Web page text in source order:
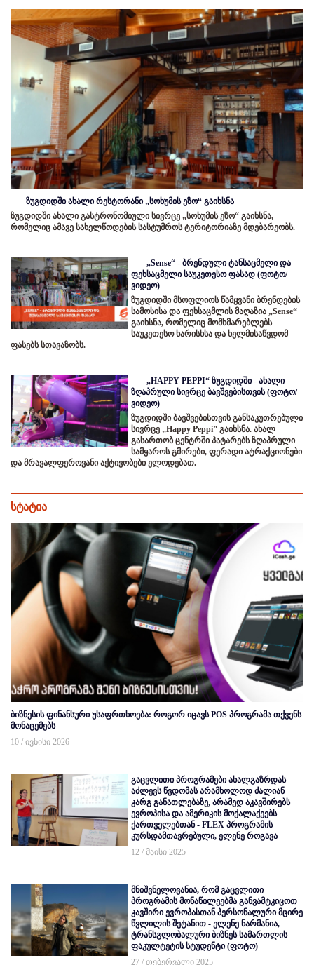
ზუგდიდში ახალი რესტორანი „სოხუმის ეზო“ გაიხსნა
ზუგდიდში ახალი გასტრონომიული სივრცე „სოხუმის ეზო“ გაიხსნა,
რომელიც ამავე სახელწოდების სასტუმროს ტერიტორიაზე მდებარეობს.
„Sense“ - ბრენდული ტანსაცმელი და
ფეხსაცმელი საუკეთესო ფასად (ფოტო/
ვიდეო)
ზუგდიდში მსოფლიოს წამყვანი ბრენდების
სამოსისა და ფეხსაცმლის მაღაზია „Sense“
გაიხსნა, რომელიც მომხმარებლებს
საუკეთესო ხარისხსა და ხელმისაწვდომ
ფასებს სთავაზობს.
„HAPPY PEPPI“ ზუგდიდში - ახალი
ზღაპრული სივრცე ბავშვებისთვის (ფოტო/
ვიდეო)
ზუგდიდში ბავშვებისთვის განსაკუთრებული
სივრცე „Happy Peppi” გაიხსნა. ახალ
გასართობ ცენტრში პატარებს ზღაპრული
სამყაროს გმირები, ფერადი ატრაქციონები
და მრავალფეროვანი აქტივობები ელოდებათ.
სტატია
ბიზნესის ფინანსური უსაფრთხოება: როგორ იცავს POS პროგრამა თქვენს
მონაცემებს
10 / ივნისი 2026
გაცვლითი პროგრამები ახალგაზრდას
აძლევს წვდომას არამხოლოდ ძალიან
კარგ განათლებაზე, არამედ აკავშირებს
ევროპისა და ამერიკის მოქალაქეებს
ქართველებთან - FLEX პროგრამის
კურსდამთავრებული, ელენე როგავა
12 / მაისი 2025
მნიშვნელოვანია, რომ გაცვლითი
პროგრამის მონაწილეებმა განვამტკიცოთ
კავშირი ევროპასთან პერსონალური მცირე
წვლილის შეტანით - ელენე ნარმანია,
ტრანსგლობალური ბიზნეს სამართლის
ფაკულტეტის სტუდენტი (ფოტო)
27 / თებერვალი 2025